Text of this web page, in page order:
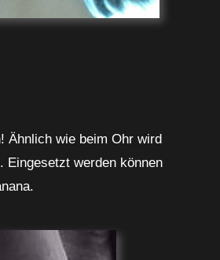
Ähnlich wie beim Ohr wird
Eingesetzt werden können